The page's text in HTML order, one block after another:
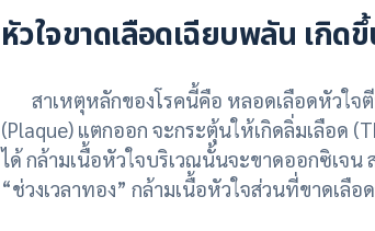
หัวใจขาดเลือดเฉียบพลัน เกิดขึ้
สาเหตุหลักของโรคนี้คือ หลอดเลือดหัวใจ
(Plaque) แตกออก จะกระตุ้นให้เกิดลิ่มเลือด
ได้ กล้ามเนื้อหัวใจบริเวณนั้นจะขาดออกซิเจ
“ช่วงเวลาทอง” กล้ามเนื้อหัวใจส่วนที่ขาดเลื